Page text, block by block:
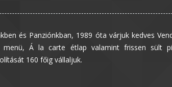
és Panziónkban, 1989 óta várjuk kedves
Á la carte étlap valamint frissen sült
160 főig vállaljuk.